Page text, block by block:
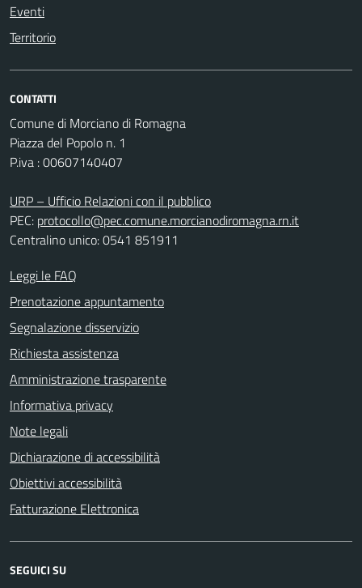
Eventi
Territorio
CONTATTI
Comune di Morciano di Romagna
Piazza del Popolo n. 1
P.iva : 00607140407
URP – Ufficio Relazioni con il pubblico
PEC: protocollo@pec.comune.morcianodiromagna.rn.it
Centralino unico: 0541 851911
Leggi le FAQ
Prenotazione appuntamento
Segnalazione disservizio
Richiesta assistenza
Amministrazione trasparente
Informativa privacy
Note legali
Dichiarazione di accessibilità
Obiettivi accessibilità
Fatturazione Elettronica
SEGUICI SU